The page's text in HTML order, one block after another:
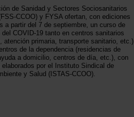
de Sanidad y Sectores Sociosanitarios
CCOO) y FYSA ofertan, con ediciones
a partir del 7 de septiembre, un curso de
del COVID-19 tanto en centros sanitarios
atención primaria, transporte sanitario, etc.)
de la dependencia (residencias de
a domicilio, centros de día, etc.), con
elaborados por el Instituto Sindical de
y Salud (ISTAS-CCOO).